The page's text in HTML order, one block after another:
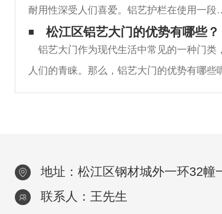
耐用性深受人们喜爱。铝艺护栏在使用一段
间后可能会出现脏污和氧化的问题。所以，
期的清洁和保养对于保持其外观和功能至关
要。本文将为您介绍如何正确清洁和保养铝
护
松江区铝艺大门的优势有哪些？
铝艺大门作为现代生活中常见的一种门类
人们的青睐。那么，铝艺大门的优势有哪些
有优异的耐久性。铝是一种高强度和耐腐蚀
地址：松江区钢材城外一环32幢
联系人：王先生